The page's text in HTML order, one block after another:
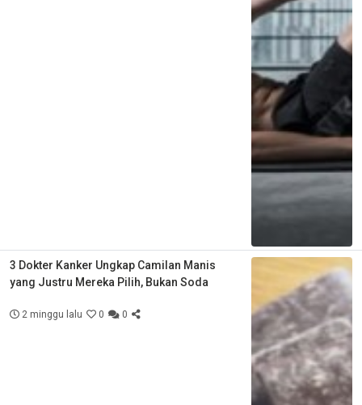
3 Dokter Kanker Ungkap Camilan Manis
yang Justru Mereka Pilih, Bukan Soda
2 minggu lalu 0 0